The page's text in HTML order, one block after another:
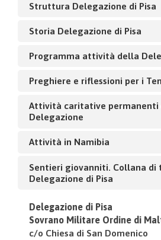
Struttura Delegazione di Pisa
Storia Delegazione di Pisa
Programma attività della
Preghiere e riflessioni per i
Attività caritative permanenti
Delegazione
Attività in Namibia
Sentieri giovanniti. Collana di
Delegazione di Pisa
Delegazione di Pisa
Sovrano Militare Ordine di
c/o Chiesa di San Domenico